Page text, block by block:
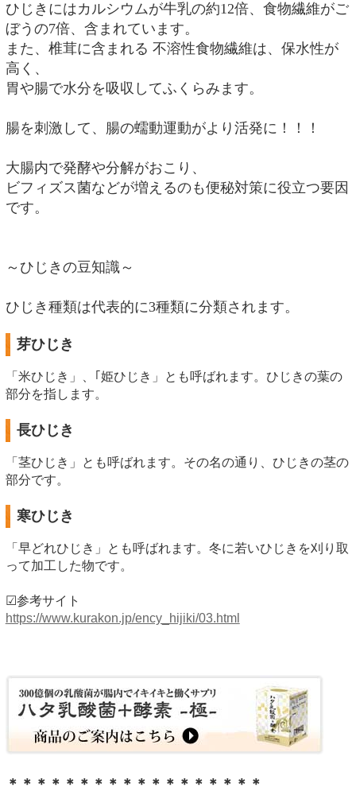
ひじきにはカルシウムが牛乳の約12倍、食物繊維がご
ぼうの7倍、含まれています。
また、椎茸に含まれる 不溶性食物繊維は、保水性が
高く、
胃や腸で水分を吸収してふくらみます。
腸を刺激して、腸の蠕動運動がより活発に！！！
大腸内で発酵や分解がおこり、
ビフィズス菌などが増えるのも便秘対策に役立つ要因
です。
～ひじきの豆知識～
ひじき種類は代表的に3種類に分類されます。
芽ひじき
「米ひじき」、｢姫ひじき」とも呼ばれます。ひじきの葉の
部分を指します。
長ひじき
「茎ひじき」とも呼ばれます。その名の通り、ひじきの茎の
部分です。
寒ひじき
「早どれひじき」とも呼ばれます。冬に若いひじきを刈り取
って加工した物です。
☑参考サイト
https://www.kurakon.jp/ency_hijiki/03.html
＊＊＊＊＊＊＊＊＊＊＊＊＊＊＊＊＊＊